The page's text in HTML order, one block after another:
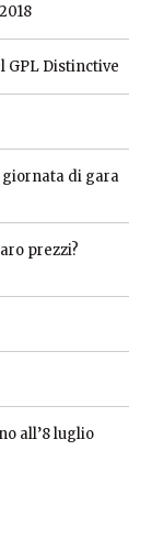
GPL Distinctive
giornata di gara
prezzi?
all’8 luglio